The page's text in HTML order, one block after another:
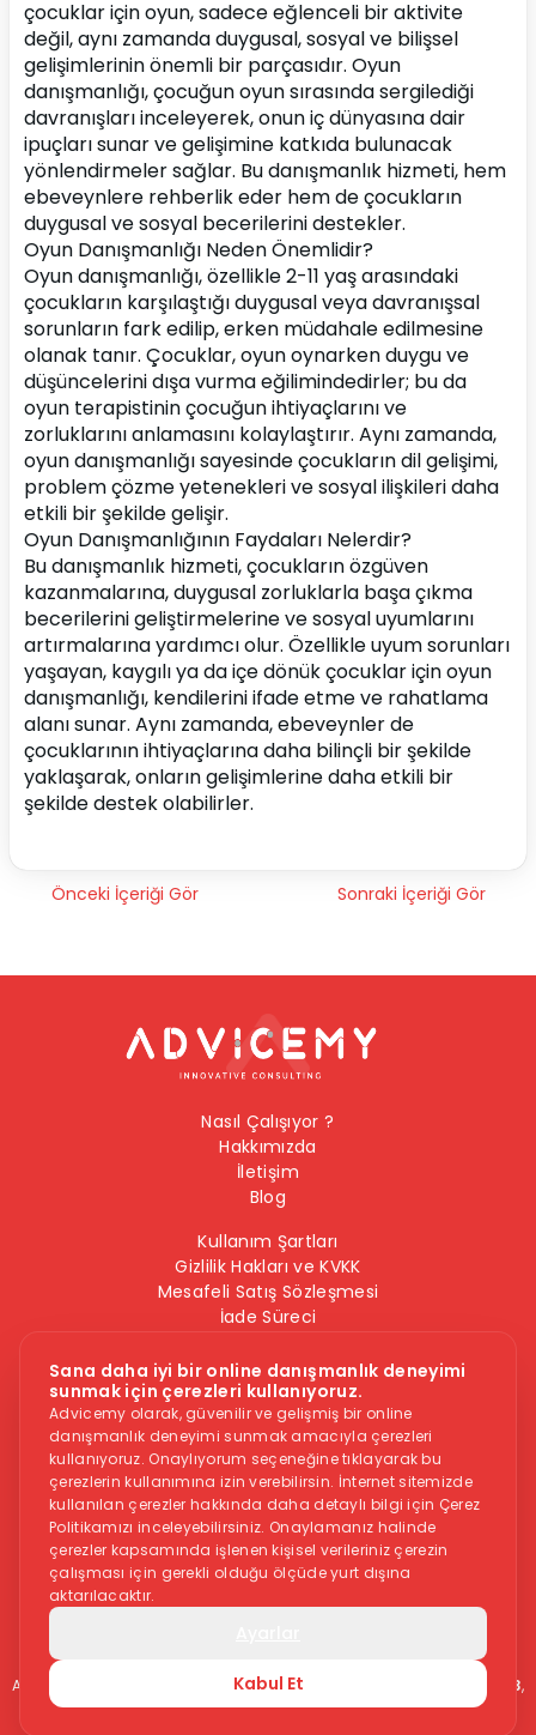
çocuklar için oyun, sadece eğlenceli bir aktivite
değil, aynı zamanda duygusal, sosyal ve bilişsel
gelişimlerinin önemli bir parçasıdır. Oyun
danışmanlığı, çocuğun oyun sırasında sergilediği
davranışları inceleyerek, onun iç dünyasına dair
ipuçları sunar ve gelişimine katkıda bulunacak
yönlendirmeler sağlar. Bu danışmanlık hizmeti, hem
ebeveynlere rehberlik eder hem de çocukların
duygusal ve sosyal becerilerini destekler.
Oyun Danışmanlığı Neden Önemlidir?
Oyun danışmanlığı, özellikle 2-11 yaş arasındaki
çocukların karşılaştığı duygusal veya davranışsal
sorunların fark edilip, erken müdahale edilmesine
olanak tanır. Çocuklar, oyun oynarken duygu ve
düşüncelerini dışa vurma eğilimindedirler; bu da
oyun terapistinin çocuğun ihtiyaçlarını ve
zorluklarını anlamasını kolaylaştırır. Aynı zamanda,
oyun danışmanlığı sayesinde çocukların dil gelişimi,
problem çözme yetenekleri ve sosyal ilişkileri daha
etkili bir şekilde gelişir.
Oyun Danışmanlığının Faydaları Nelerdir?
Bu danışmanlık hizmeti, çocukların özgüven
kazanmalarına, duygusal zorluklarla başa çıkma
becerilerini geliştirmelerine ve sosyal uyumlarını
artırmalarına yardımcı olur. Özellikle uyum sorunları
yaşayan, kaygılı ya da içe dönük çocuklar için oyun
danışmanlığı, kendilerini ifade etme ve rahatlama
alanı sunar. Aynı zamanda, ebeveynler de
çocuklarının ihtiyaçlarına daha bilinçli bir şekilde
yaklaşarak, onların gelişimlerine daha etkili bir
şekilde destek olabilirler.
Önceki İçeriği Gör Sonraki İçeriği Gör
Sana daha iyi bir online danışmanlık deneyimi
sunmak için çerezleri kullanıyoruz.
Advicemy olarak, güvenilir ve gelişmiş bir online
danışmanlık deneyimi sunmak amacıyla çerezleri
kullanıyoruz. Onaylıyorum seçeneğine tıklayarak bu
çerezlerin kullanımına izin verebilirsin. İnternet sitemizde
kullanılan çerezler hakkında daha detaylı bilgi için Çerez
Politikamızı inceleyebilirsiniz. Onaylamanız halinde
çerezler kapsamında işlenen kişisel verileriniz çerezin
çalışması için gerekli olduğu ölçüde yurt dışına
aktarılacaktır.
Kabul Et
Nasıl Çalışıyor ?
Hakkımızda
İletişim
Blog
Kullanım Şartları
Gizlilik Hakları ve KVKK
Mesafeli Satış Sözleşmesi
İade Süreci
Bilgi Güvenliği Politikası
Bizi Takip Edin
Dikkat -Online danışmanlık hizmeti, herkese uygun bir hizmet
değildir. İntihar veya kendine zarar vermek gibi düşüncelere
Acil Yardım Hattı:
, Polis İmdat Hattı: 183,
Uyuşturucu İle Mücadele Yardım Hattı:191